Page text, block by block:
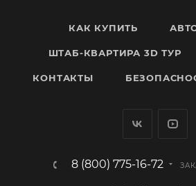
КАК КУПИТЬ
ШТАБ-КВАРТИРА 3D ТУР
КОНТАКТЫ
8 (800) 775-16-72